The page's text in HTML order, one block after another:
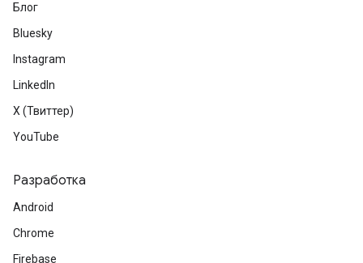
Блог
Bluesky
Instagram
LinkedIn
X (Твиттер)
YouTube
Разработка
Android
Chrome
Firebase